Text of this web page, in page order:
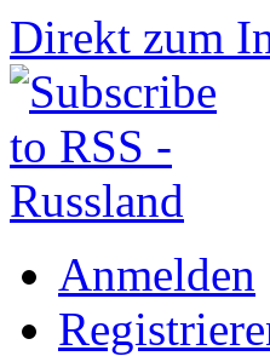
Direkt zum
Anmelden